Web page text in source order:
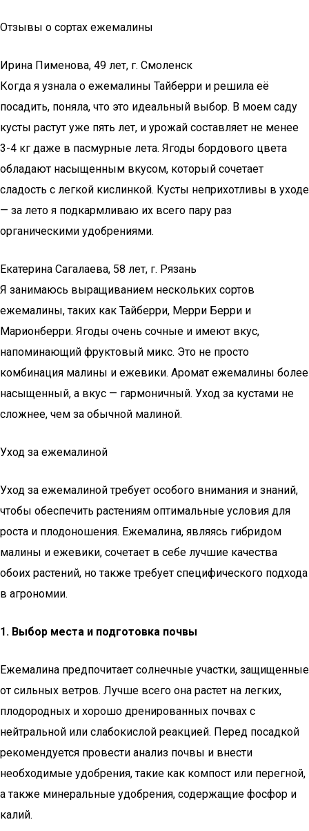
Отзывы о сортах ежемалины
Ирина Пименова, 49 лет, г. Смоленск
Когда я узнала о ежемалины Тайберри и решила её
посадить, поняла, что это идеальный выбор. В моем саду
кусты растут уже пять лет, и урожай составляет не менее
3-4 кг даже в пасмурные лета. Ягоды бордового цвета
обладают насыщенным вкусом, который сочетает
сладость с легкой кислинкой. Кусты неприхотливы в уходе
— за лето я подкармливаю их всего пару раз
органическими удобрениями.
Екатерина Сагалаева, 58 лет, г. Рязань
Я занимаюсь выращиванием нескольких сортов
ежемалины, таких как Тайберри, Мерри Берри и
Марионберри. Ягоды очень сочные и имеют вкус,
напоминающий фруктовый микс. Это не просто
комбинация малины и ежевики. Аромат ежемалины более
насыщенный, а вкус — гармоничный. Уход за кустами не
сложнее, чем за обычной малиной.
Уход за ежемалиной
Уход за ежемалиной требует особого внимания и знаний,
чтобы обеспечить растениям оптимальные условия для
роста и плодоношения. Ежемалина, являясь гибридом
малины и ежевики, сочетает в себе лучшие качества
обоих растений, но также требует специфического подхода
в агрономии.
1. Выбор места и подготовка почвы
Ежемалина предпочитает солнечные участки, защищенные
от сильных ветров. Лучше всего она растет на легких,
плодородных и хорошо дренированных почвах с
нейтральной или слабокислой реакцией. Перед посадкой
рекомендуется провести анализ почвы и внести
необходимые удобрения, такие как компост или перегной,
а также минеральные удобрения, содержащие фосфор и
калий.